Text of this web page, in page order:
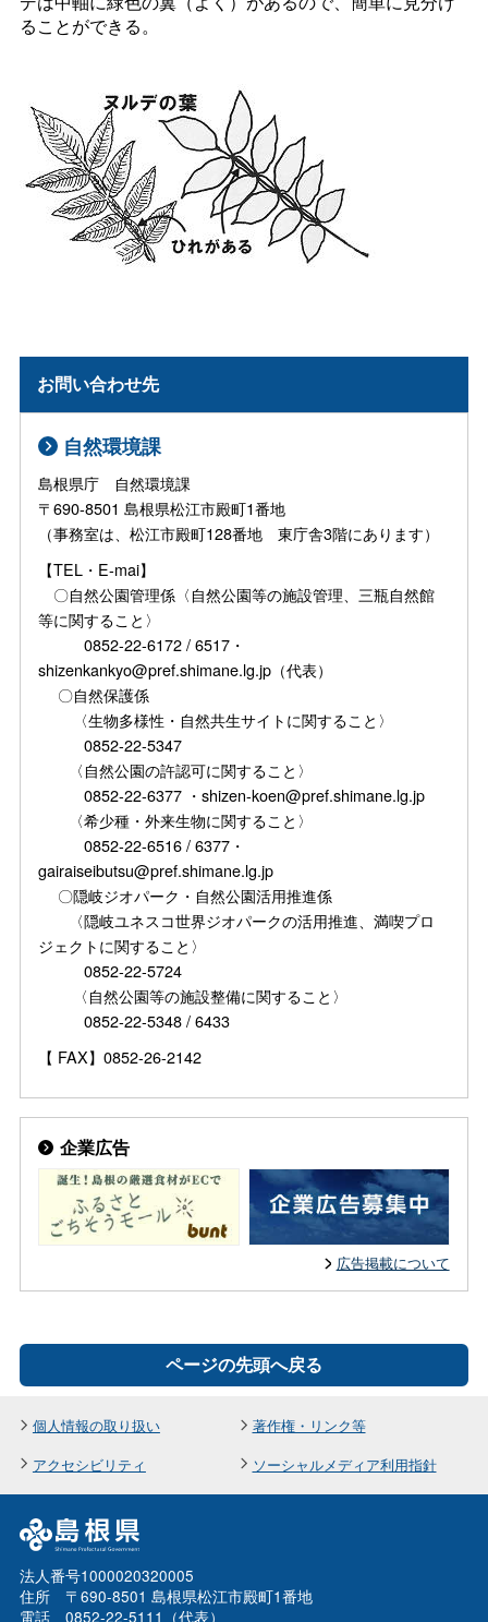
ることができる。
お問い合わせ先
自然環境課
島根県庁 自然環境課
〒690-8501 島根県松江市殿町1番地
（事務室は、松江市殿町128番地 東庁舎3階にあります）
【TEL・E-mai】
〇自然公園管理係〈自然公園等の施設管理、三瓶自然館
等に関すること〉
0852-22-6172 / 6517・
shizenkankyo@pref.shimane.lg.jp（代表）
〇自然保護係
〈生物多様性・自然共生サイトに関すること〉
0852-22-5347
〈自然公園の許認可に関すること〉
0852-22-6377 ・shizen-koen@pref.shimane.lg.jp
〈希少種・外来生物に関すること〉
0852-22-6516 / 6377・
gairaiseibutsu@pref.shimane.lg.jp
〇隠岐ジオパーク・自然公園活用推進係
〈隠岐ユネスコ世界ジオパークの活用推進、満喫プロ
ジェクトに関すること〉
0852-22-5724
〈自然公園等の施設整備に関すること〉
0852-22-5348 / 6433
【 FAX】0852-26-2142
企業広告
広告掲載について
ページの先頭へ戻る
個人情報の取り扱い
著作権・リンク等
アクセシビリティ
ソーシャルメディア利用指針
法人番号1000020320005
住所 〒690-8501 島根県松江市殿町1番地
電話 0852-22-5111（代表）